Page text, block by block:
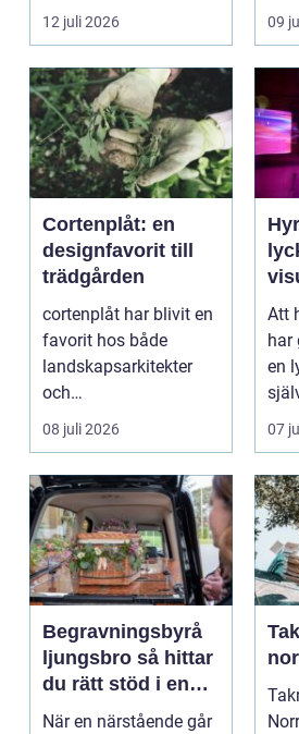
utseende både
självförtroendet ...
12 juli 2026 09
Cortenplåt: en
designfavorit till
trädgården
cortenplåt har blivit en
favorit hos både
landskapsarkitekter
och
trädgårdsentusiaster.
Det är ett m...
08 juli 2026
Att
har
en
07
Begravningsbyrå
ljungsbro så hittar
du rätt stöd i en
svår tid
När en närstående går